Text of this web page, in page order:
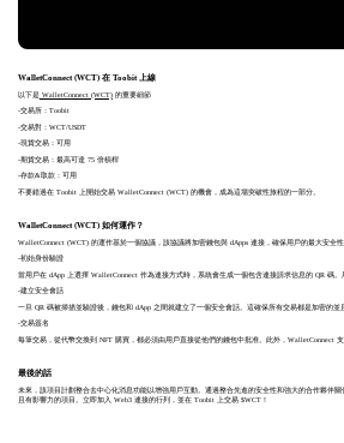
WalletConnect (WCT) 在 Toobit 上線
以下是WalletConnect (WCT)的重要細節
-交易所：Toobit
-交易對：WCT/USDT
-現貨交易：可用
-期貨交易：最高可達 75 倍槓桿
-存款&取款：可用
不要錯過在 Toobit 上開始交易 WalletConnect (WCT) 的機會，成為這場突破性旅程的一部分。
WalletConnect (WCT) 如何運作？
WalletConnect (WCT) 的運作基於一個協議，該協議將加密錢包與 dApps 連接，確保用戶的最大安全性
-初始身份驗證
當用戶在 dApp 上選擇 WalletConnect 作為連接方式時，系統會生成一個包含連接請求信息的 QR 碼
-建立安全會話
一旦 QR 碼被掃描並驗證後，錢包和 dApp 之間就建立了一個安全會話。這確保所有交易都是加密的並
-交易簽名
每筆交易，從代幣交換到 NFT 購買，都必須由用戶直接從他們的錢包中批准。此外，WalletConnect
最後的話
未來，該項目計劃整合去中心化消息功能以增強用戶互動。通過整合先進的安全性和強大的合作夥伴
且有影響力的項目。立即加入 Web3 連接的行列，並在 Toobit 上交易 $WCT！